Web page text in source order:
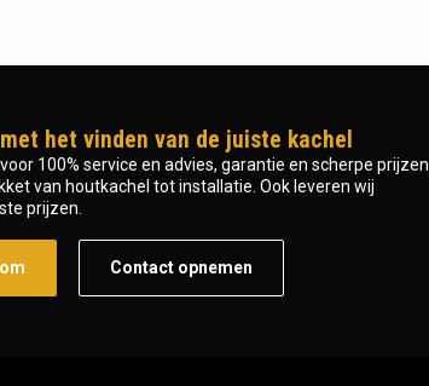
het vinden van de juiste kachel
100% service en advies, garantie en scherpe prijzen.
van houtkachel tot installatie. Ook leveren wij
prijzen.
Contact opnemen